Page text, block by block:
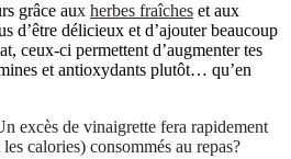
grâce aux herbes fraîches et aux
d’être délicieux et d’ajouter beaucoup
ceux-ci permettent d’augmenter tes
et antioxydants plutôt… qu’en
excès de vinaigrette fera rapidement
calories) consommés au repas?